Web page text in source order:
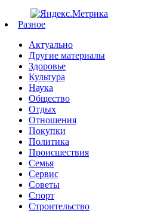
Разное
Актуально
Другие материалы
Здоровье
Культура
Наука
Общество
Отдых
Отношения
Покупки
Политика
Происшествия
Семья
Сервис
Советы
Спорт
Строительство